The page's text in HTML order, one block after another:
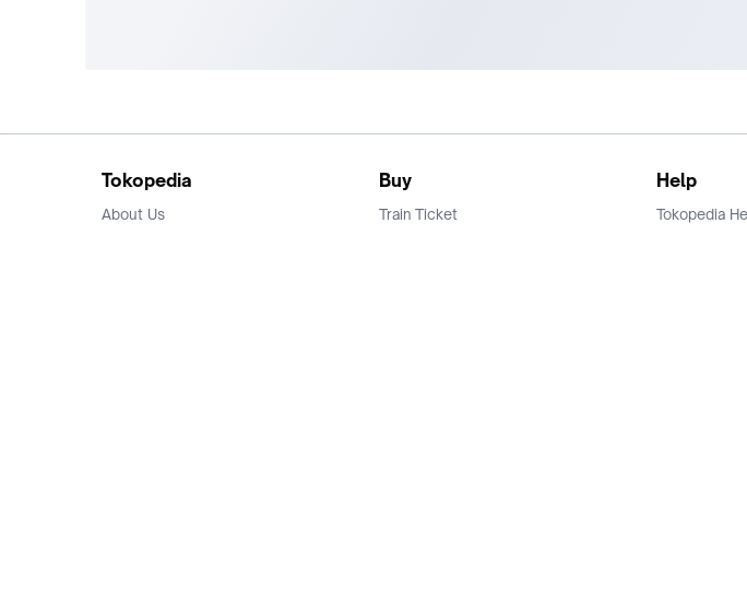
Tokopedia
About Us
Buy
Train Ticket
Help
Tokopedia